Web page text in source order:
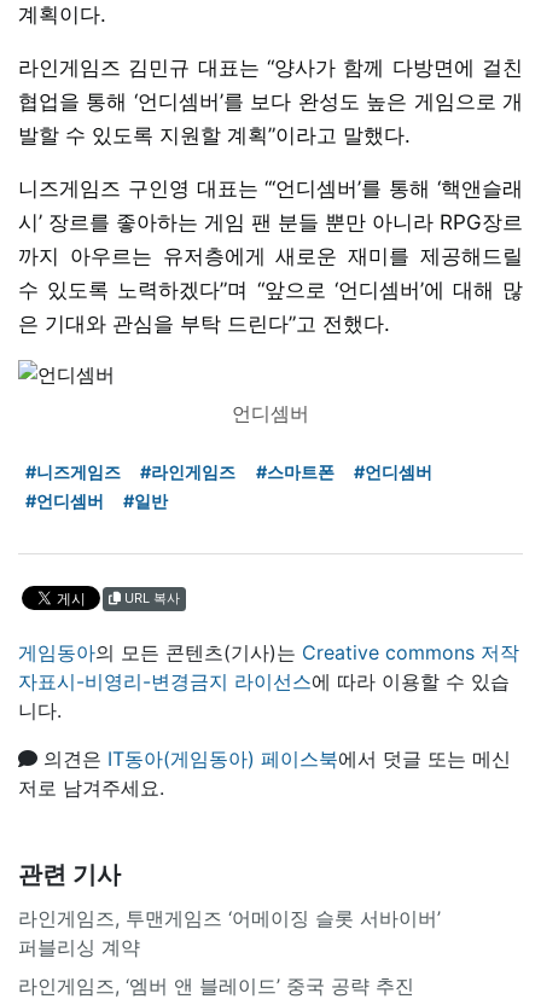
계획이다.
라인게임즈 김민규 대표는 “양사가 함께 다방면에 걸친
협업을 통해 ‘언디셈버’를 보다 완성도 높은 게임으로 개
발할 수 있도록 지원할 계획”이라고 말했다.
니즈게임즈 구인영 대표는 “‘언디셈버’를 통해 ‘핵앤슬래
시’ 장르를 좋아하는 게임 팬 분들 뿐만 아니라 RPG장르
까지 아우르는 유저층에게 새로운 재미를 제공해드릴
수 있도록 노력하겠다”며 “앞으로 ‘언디셈버’에 대해 많
은 기대와 관심을 부탁 드린다”고 전했다.
언디셈버
#니즈게임즈 #라인게임즈 #스마트폰
#언디셈버
#언디셈버
#일반
URL 복사
게임동아의 모든 콘텐츠(기사)는 Creative commons 저작
자표시-비영리-변경금지 라이선스에 따라 이용할 수 있습
니다.
의견은 IT동아(게임동아) 페이스북에서 덧글 또는 메신
저로 남겨주세요.
관련 기사
라인게임즈, 투맨게임즈 ‘어메이징 슬롯 서바이버’
퍼블리싱 계약
라인게임즈, ‘엠버 앤 블레이드’ 중국 공략 추진